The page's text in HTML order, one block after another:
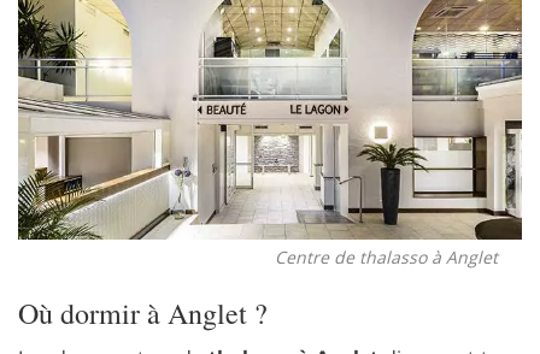
Centre de thalasso à Anglet
Où dormir à Anglet ?